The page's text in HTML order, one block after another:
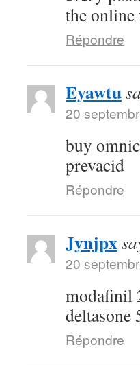
the online
Répondre
Eyawtu
20
buy
prevacid
Répondre
Jynjpx
20
modafinil
deltasone
Répondre